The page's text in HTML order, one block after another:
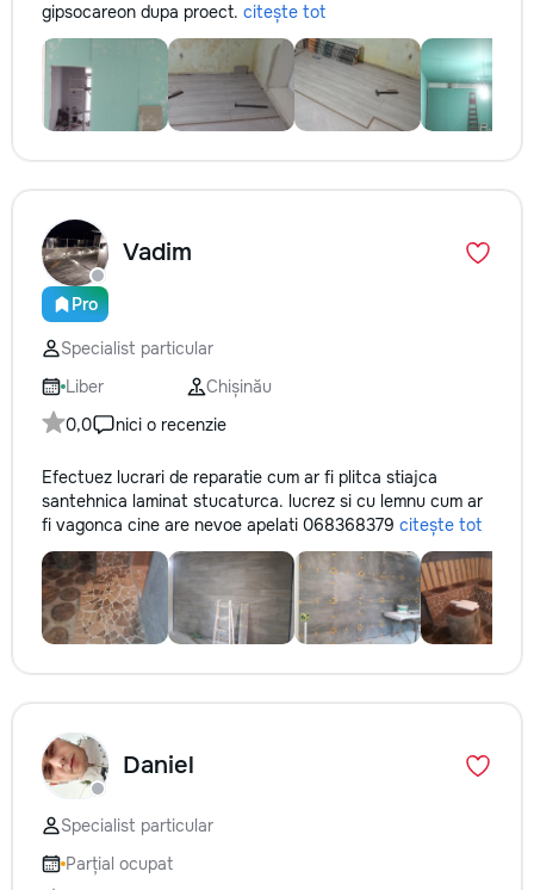
gipsocarеon dupa proect. citește tot
Pro
Vadim
Specialist particular
Liber
Chișinău
0,0
nici o recenzie
Efectuez lucrari de reparatie cum ar fi plitca stiajca
santehnica laminat stucaturca. lucrez si cu lemnu cum ar
fi vagonca cine are nevoe apelati 068368379 citește tot
Daniel
Specialist particular
Parțial ocupat